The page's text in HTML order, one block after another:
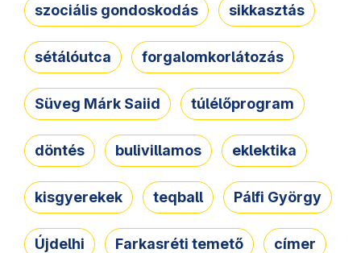
szociális gondoskodás sikkasztás
sétálóutca forgalomkorlátozás
Süveg Márk Saiid túlélőprogram
döntés bulivillamos eklektika
kisgyerekek teqball Pálfi György
Újdelhi Farkasréti temető címer